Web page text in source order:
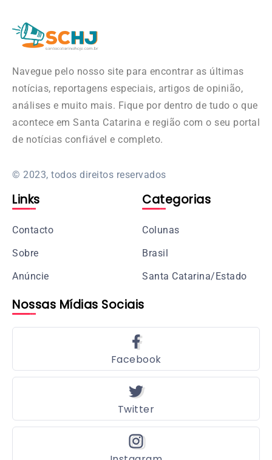
Navegue pelo nosso site para encontrar as últimas
notícias, reportagens especiais, artigos de opinião,
análises e muito mais. Fique por dentro de tudo o que
acontece em Santa Catarina e região com o seu portal
de notícias confiável e completo.
© 2023, todos direitos reservados
Links
Contacto
Sobre
Anúncie
Categorias
Colunas
Brasil
Santa Catarina/Estado
Nossas Mídias Sociais
Facebook
Twitter